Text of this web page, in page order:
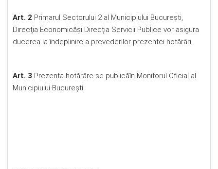
Art. 2 Primarul Sectorului 2 al Municipiului Bucureşti,
Direcţia Economicăşi Direcţia Servicii Publice vor asigura
ducerea la îndeplinire a prevederilor prezentei hotărâri.
Art. 3 Prezenta hotărâre se publicăîn Monitorul Oficial al
Municipiului Bucureşti.